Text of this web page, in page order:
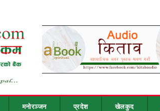
मनोरञ्जन प्रदेश खेलकुद